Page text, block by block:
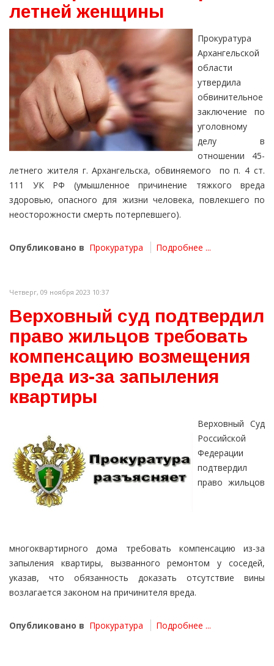
летней женщины
Прокуратура
Архангельской
области
утвердила
обвинительное
заключение по
уголовному
делу в
отношении 45-
летнего жителя г. Архангельска, обвиняемого по п. 4 ст.
111 УК РФ (умышленное причинение тяжкого вреда
здоровью, опасного для жизни человека, повлекшего по
неосторожности смерть потерпевшего).
Опубликовано в Прокуратура Подробнее ...
Четверг, 09 ноября 2023 10:37
Верховный суд подтвердил
право жильцов требовать
компенсацию возмещения
вреда из-за запыления
квартиры
Верховный Суд
Российской
Федерации
подтвердил
право жильцов
многоквартирного дома требовать компенсацию из-за
запыления квартиры, вызванного ремонтом у соседей,
указав, что обязанность доказать отсутствие вины
возлагается законом на причинителя вреда.
Опубликовано в Прокуратура Подробнее ...